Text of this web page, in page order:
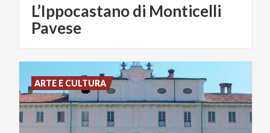
L’Ippocastano di Monticelli
Pavese
ARTE E CULTURA